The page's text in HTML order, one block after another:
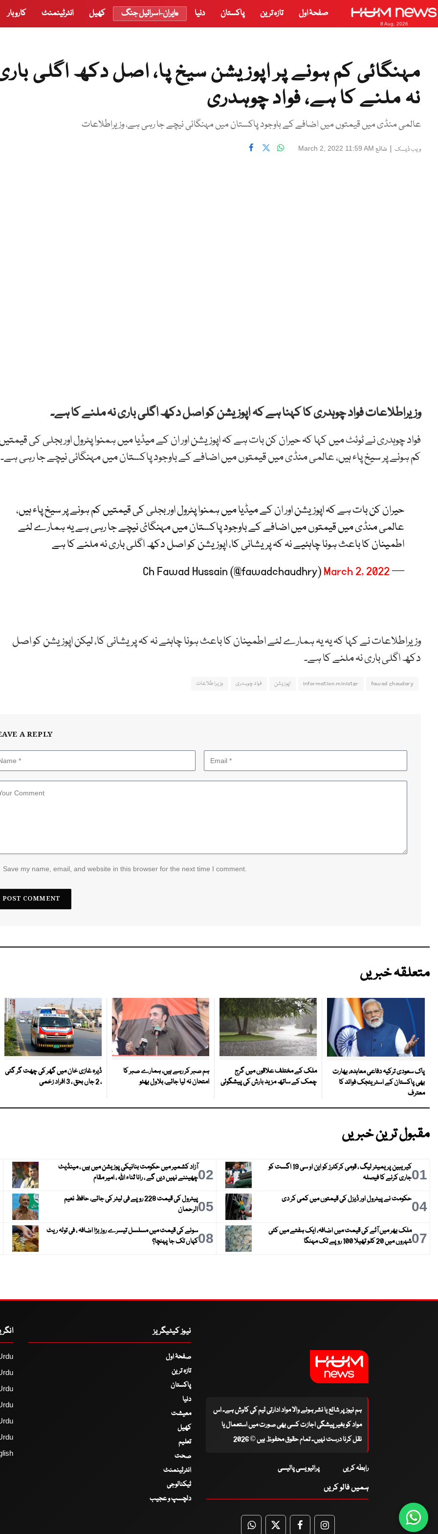
8 Aug, 2026
صفحۂ اول تازہ ترین پاکستان دنیا ایران-اسرائیل جنگ کھیل انٹرٹینمنٹ کاروبار
مہنگائی کم ہونے پر اپوزیشن سیخ پا، اصل دکھ اگلی
نہ ملنے کا ہے، فواد چوہدری
عالمی منڈی میں قیمتوں میں اضافے کے باوجود پاکستان میں مہنگائی نیچے جا رہی ہے، وزیراطلاعات
ویب ڈیسک | شائع March 2, 2022 11:59 AM
وزیراطلاعات فواد چوہدری کا کہنا ہے کہ اپوزیشن کو اصل دکھ اگلی باری نہ ملنے کا ہے۔
فواد چوہدری نے ٹوئٹ میں کہا کہ حیران کن بات ہے کہ اپوزیشن اور ان کے میڈیا میں ہمنوا پٹرول اور بجلی کی
کم ہونے پر سیخ پاء ہیں، عالمی منڈی میں قیمتوں میں اضافے کے باوجود پاکستان میں مہنگائی نیچے جا رہی ہے۔
حیران کن بات ہے کہ اپوزیشن اور ان کے میڈیا میں ہمنوا پٹرول اور بجلی کی قیمتیں کم ہونے پر سیخ پاء ہیں،
عالمی منڈی میں قیمتوں میں اضافے کے باوجود پاکستان میں مہنگائ نیچے جا رہی ہے یہ ہمارے لئے
اطمینان کا باعث ہونا چاہئیے نہ کہ پریشانی کا، اپوزیشن کو اصل دکھ اگلی باری نہ ملنے کا ہے
— Ch Fawad Hussain (@fawadchaudhry)
March 2, 2022
وزیراطلاعات نے کہا کہ یہ یہ ہمارے لئے اطمینان کا باعث ہونا چاہئے نہ کہ پریشانی کا، لیکن اپوزیشن کو اصل
دکھ اگلی باری نہ ملنے کا ہے۔
fawad chaudary
information minister اپوزیشن فواد چوہدری وزیراطلاعات
A REPLY
Save my name, email, and website in this browser for the next time I comment.
متعلقہ خبریں
پاک سعودی ترکیہ دفاعی معاہدہ، بھارت
بھی پاکستان کے اسٹریٹجک فوائد کا
معترف
ملک کے مختلف علاقوں میں گرج
چمک کے ساتھ مزید بارش کی پیشگوئی
ہم صبر کر رہے ہیں، ہمارے صبر کا
امتحان نہ لیا جائے، بلاول بھٹو
ڈیرہ غازی خان میں گھر کی چھت گر گئی
، 2 جاں بحق ، 3 افراد زخمی
مقبول ترین خبریں
01
کیریبین پریمیئر لیگ ، قومی کرکٹرز کو این او سی 19 اگست کو
جاری کرنے کا فیصلہ
02آزاد کشمیر میں حکومت بنانیکی پوزیشن میں ہیں ، مینڈیٹ
چھیننے نہیں دیں گے ، رانا ثناء اللہ ، امیر مقام
04حکومت نے پیٹرول اور ڈیزل کی قیمتوں میں کمی کر دی 05
پیٹرول کی قیمت 228 روپے فی لیٹر کی جائے، حافظ نعیم
الرحمان
07ملک بھر میں آٹے کی قیمت میں اضافہ، ایک ہفتے میں کئی
شہروں میں 20 کلو تھیلا 100 روپے تک مہنگا
08سونے کی قیمت میں مسلسل تیسرے روز بڑا اضافہ ، فی تولہ ریٹ
کہاں تک جا پہنچا؟
ہم نیوز پر شائع یا نشر ہونے والا مواد ادارتی ٹیم کی کاوش ہے۔ اس
مواد کو بغیر پیشگی اجازت کسی بھی صورت میں استعمال یا
نقل کرنا درست نہیں۔ تمام حقوق محفوظ ہیں © 2026
رابطہ کریں پرائیویسی پالیسی
ہمیں فالو کریں
نیوز کیٹیگریز
صفحۂ اول
تازہ ترین
پاکستان
دنیا
معیشت
کھیل
تعلیم
صحت
انٹرٹینمنٹ
ٹیکنالوجی
دلچسپ و عجیب